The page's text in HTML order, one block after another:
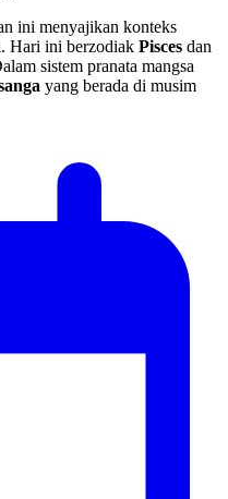
ini menyajikan konteks
Hari ini berzodiak Pisces dan
sistem pranata mangsa
yang berada di musim